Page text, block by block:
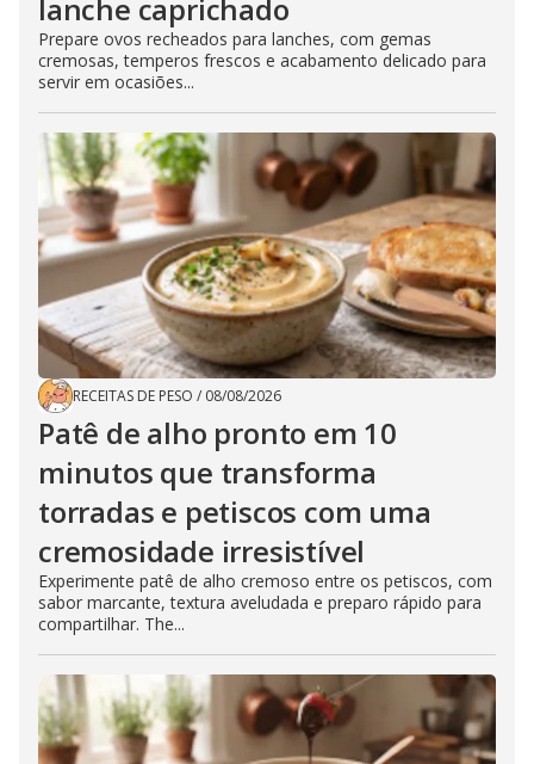
lanche caprichado
Prepare ovos recheados para lanches, com gemas
cremosas, temperos frescos e acabamento delicado para
servir em ocasiões...
RECEITAS DE PESO / 08/08/2026
Patê de alho pronto em 10
minutos que transforma
torradas e petiscos com uma
cremosidade irresistível
Experimente patê de alho cremoso entre os petiscos, com
sabor marcante, textura aveludada e preparo rápido para
compartilhar. The...